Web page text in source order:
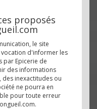
proposés
le site
d'informer les
par Epicerie de
des informations
des inexactitudes ou
ne pourra en
pour toute erreur